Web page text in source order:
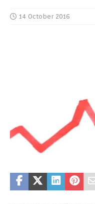
14 October 2016